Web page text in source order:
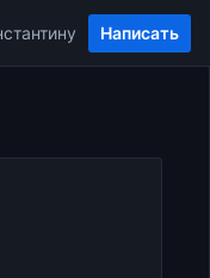
Написать